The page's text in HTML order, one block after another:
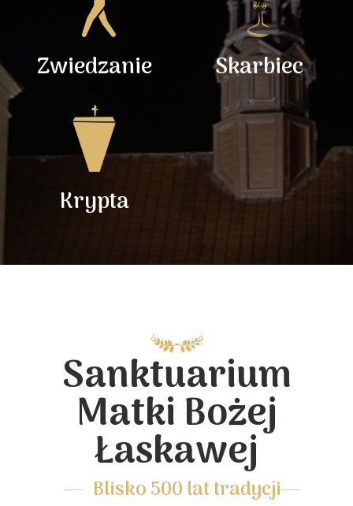
Zwiedzanie Skarbiec
Krypta
Sanktuarium
Matki Bożej
Łaskawej
Blisko 500 lat tradycji